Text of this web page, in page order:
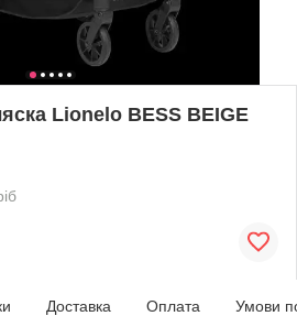
Lionelo BESS BEIGE
Доставка Оплата Умови